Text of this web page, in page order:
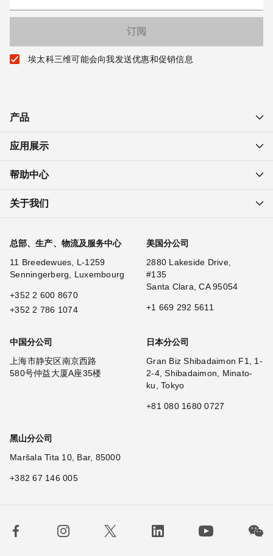
埃太科三维可能会向我发送优惠和促销信息
产品
应用展示
帮助中心
关于我们
总部、生产、物流及服务中心
11 Breedewues, L-1259
Senningerberg, Luxembourg
+352 2 600 8670
+352 2 786 1074
美国分公司
2880 Lakeside Drive,
#135
Santa Clara, CA 95054
+1 669 292 5611
中国分公司
上海市静安区南京西路
580号仲益大厦A座35楼
日本分公司
Gran Biz Shibadaimon F1, 1-
2-4, Shibadaimon, Minato-
ku, Tokyo
+81 080 1680 0727
黑山分公司
Maršala Tita 10, Bar, 85000
+382 67 146 005